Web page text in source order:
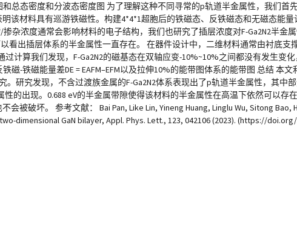
总态密度和分波态密度图 为了理解这种不同寻常的p轨道半金属性，我们首
该材料具有巡游铁磁性。构建4*4*1超胞后的铁磁态、反铁磁态和无磁态能
杂浓度通常会影响材料的电子结构，我们也研究了插层浓度对F-Ga2N2半金
看出插层体系的半金属性一直存在。 在器件设计中，二维材料通常由衬底支
计算我们发现，F-Ga2N2的磁基态在双轴应变-10%~10%之间都没有发生变
-铁磁能量差DE = EAFM–EFM以及拉伸10%的能带图体系的能带图 总结 本文
。研究发现，不含过渡族金属的F-Ga2N2体系表现出了p轨道半金属性，其中
的出现。0.688 eV的半金属带隙使得该材料的半金属性在高温下依然可以存
被破坏。 参考文献： Bai Pan, Like Lin, Yineng Huang, Linglu Wu, Sitong Bao,
dimensional GaN bilayer, Appl. Phys. Lett., 123, 042106 (2023). (https://